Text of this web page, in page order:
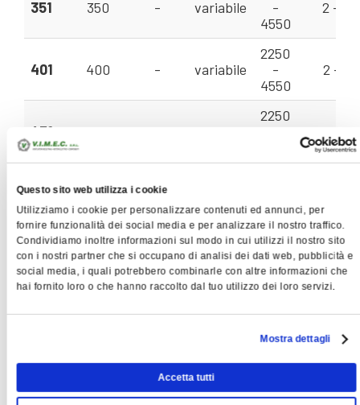
Questo sito web utilizza i cookie
Utilizziamo i cookie per personalizzare contenuti ed annunci, per
fornire funzionalità dei social media e per analizzare il nostro traffico.
Condividiamo inoltre informazioni sul modo in cui utilizzi il nostro sito
con i nostri partner che si occupano di analisi dei dati web, pubblicità e
social media, i quali potrebbero combinarle con altre informazioni che
hai fornito loro o che hanno raccolto dal tuo utilizzo dei loro servizi.
Mostra dettagli
Accetta tutti
351 350 - variabile
-
4550
2 - 10
401 400 - variabile
2250
-
4550
2 - 12
451
2250
501 500 -
4050
561 560 - variabile
2250
-
4050
3 -
631 630 - variabile
-
3600
4 - 20
- variabile
2250
3550